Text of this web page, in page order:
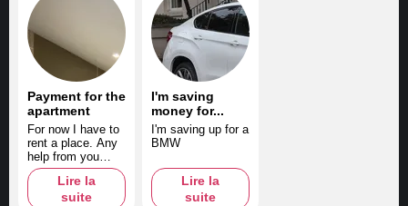
Payment for the
apartment
For now I have to
rent a place. Any
help from you
would be most
welcome. THANK
YOU!
Lire la
suite
I'm saving
money for...
I'm saving up for a
BMW
Lire la
suite